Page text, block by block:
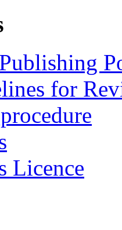
for
Licence